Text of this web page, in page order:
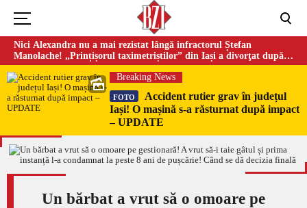
Nici Alexandra nu a mai rezistat lângă infractorul Ștefan
Manolache! „Prințișorul taximetriștilor” din Iași a divorţat după
doi ani de căsnicie
Breaking News
FOTO
Accident rutier grav în județul
Iași! O mașină s-a răsturnat după impact
– UPDATE
Un bărbat a vrut să o omoare pe